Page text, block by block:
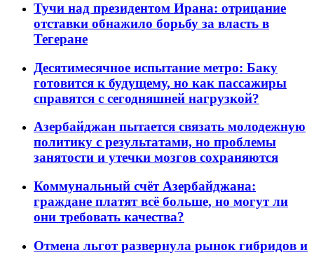
Тучи над президентом Ирана: отрицание
отставки обнажило борьбу за власть в
Тегеране
Десятимесячное испытание метро: Баку
готовится к будущему, но как пассажиры
справятся с сегодняшней нагрузкой?
Азербайджан пытается связать молодежную
политику с результатами, но проблемы
занятости и утечки мозгов сохраняются
Коммунальный счёт Азербайджана:
граждане платят всё больше, но могут ли
они требовать качества?
Отмена льгот развернула рынок гибридов и